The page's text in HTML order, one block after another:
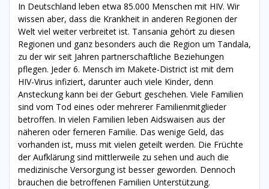
In Deutschland leben etwa 85.000 Menschen mit HIV. Wir
wissen aber, dass die Krankheit in anderen Regionen der
Welt viel weiter verbreitet ist. Tansania gehört zu diesen
Regionen und ganz besonders auch die Region um Tandala,
zu der wir seit Jahren partnerschaftliche Beziehungen
pflegen. Jeder 6. Mensch im Makete-District ist mit dem
HIV-Virus infiziert, darunter auch viele Kinder, denn
Ansteckung kann bei der Geburt geschehen. Viele Familien
sind vom Tod eines oder mehrerer Familienmitglieder
betroffen. In vielen Familien leben Aidswaisen aus der
näheren oder ferneren Familie. Das wenige Geld, das
vorhanden ist, muss mit vielen geteilt werden. Die Früchte
der Aufklärung sind mittlerweile zu sehen und auch die
medizinische Versorgung ist besser geworden. Dennoch
brauchen die betroffenen Familien Unterstützung.